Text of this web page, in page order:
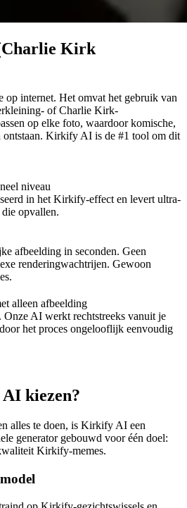
Kirk
internet. Het omvat het gebruik van
of Charlie Kirk-
op elke foto, waardoor komische,
ontstaan. Kirkify AI is de #1 tool om dit
niveau
in het Kirkify-effect en levert ultra-
die opvallen.
afbeelding in seconden. Geen
renderingwachtrijen. Gewoon
alleen afbeelding
Onze AI werkt rechtstreeks vanuit je
het proces ongelooflijk eenvoudig
kiezen?
alles te doen, is Kirkify AI een
generator gebouwd voor één doel:
Kirkify-memes.